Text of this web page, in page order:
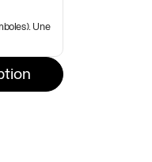
Une